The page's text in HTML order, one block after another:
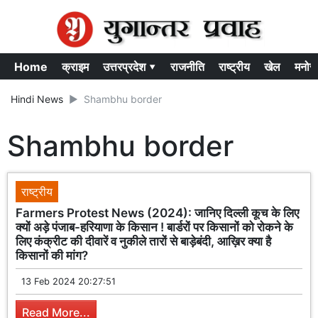
Home क्राइम उत्तरप्रदेश ▾ राजनीति राष्ट्रीय खेल
Hindi News Shambhu border
Shambhu border
राष्ट्रीय
Farmers Protest News (2024): जानिए दिल्ली कूच के लिए
क्यों अड़े पंजाब-हरियाणा के किसान ! बार्डरों पर किसानों को रोकने के
लिए कंक्रीट की दीवारें व नुकीले तारों से बाड़ेबंदी, आख़िर क्या है
किसानों की मांग?
13 Feb 2024 20:27:51
Read More...